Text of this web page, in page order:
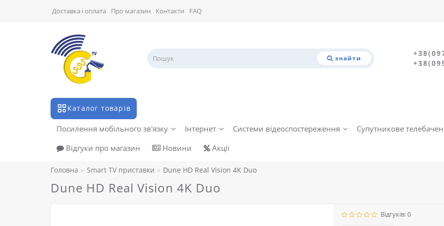
Доставка і оплата Про магазин Контакти FAQ
знайти
Каталог товарів
Посилення мобільного зв'язку Інтернет Системи відеоспостереження Супутникове
Відгуки про магазин
Новини Акції
Головна Smart TV приставки Dune HD Real Vision 4K Duo
Dune HD Real Vision 4K Duo
Відгуків: 0